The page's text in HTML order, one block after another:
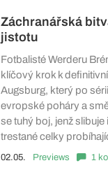
Záchranářská
jistotu
Fotbalisté Werderu
klíčový krok k
Augsburg, který po
evropské poháry a
se tuhý boj, jenž
trestané celky
02.05. Previews 1